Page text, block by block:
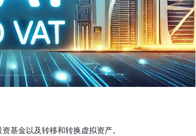
基金以及转移和转换虚拟资产。